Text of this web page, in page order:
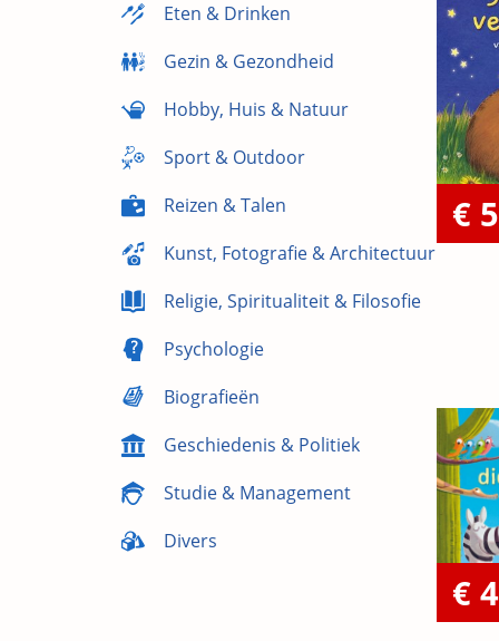
Eten & Drinken
Gezin & Gezondheid
Hobby, Huis & Natuur
Sport & Outdoor
Reizen & Talen
Kunst, Fotografie & Architectuur
Religie, Spiritualiteit & Filosofie
Psychologie
Biografieën
Geschiedenis & Politiek
Studie & Management
Divers
€
€